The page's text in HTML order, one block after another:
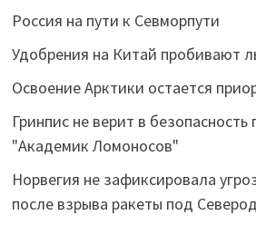
Россия на пути к Севморпути
Удобрения на Китай пробивают
Освоение Арктики остается
Гринпис не верит в
"Академик Ломоносов"
Норвегия не зафиксировала
после взрыва ракеты под